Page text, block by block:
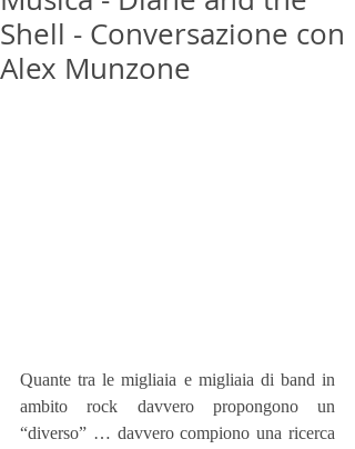
Shell - Conversazione con
Alex Munzone
Quante tra le migliaia e migliaia di band in
ambito rock davvero propongono un
“diverso” … davvero compiono una ricerca